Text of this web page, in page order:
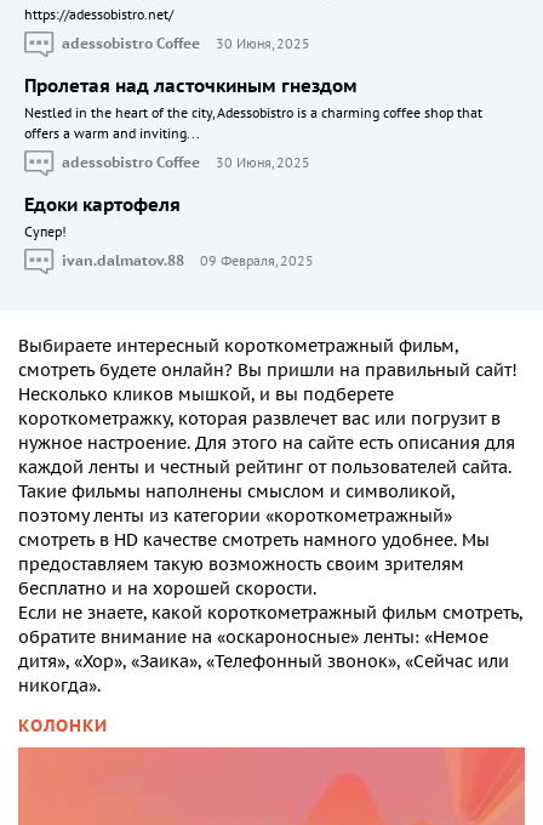
https://adessobistro.net/
adessobistro Coffee
30 Июня, 2025
Пролетая над ласточкиным гнездом
Nestled in the heart of the city, Adessobistro is a charming coffee shop that
offers a warm and inviting...
adessobistro Coffee
30 Июня, 2025
Едоки картофеля
Cупер!
ivan.dalmatov.88
09 Февраля, 2025
Выбираете интересный короткометражный фильм,
смотреть будете онлайн? Вы пришли на правильный сайт!
Несколько кликов мышкой, и вы подберете
короткометражку, которая развлечет вас или погрузит в
нужное настроение. Для этого на сайте есть описания для
каждой ленты и честный рейтинг от пользователей сайта.
Такие фильмы наполнены смыслом и символикой,
поэтому ленты из категории «короткометражный»
смотреть в HD качестве смотреть намного удобнее. Мы
предоставляем такую возможность своим зрителям
бесплатно и на хорошей скорости.
Если не знаете, какой короткометражный фильм смотреть,
обратите внимание на «оскароносные» ленты: «Немое
дитя», «Хор», «Заика», «Телефонный звонок», «Сейчас или
никогда».
КОЛОНКИ